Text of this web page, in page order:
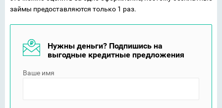
займы предоставляются только 1 раз.
Нужны деньги? Подпишись на
выгодные кредитные предложения
Ваше имя